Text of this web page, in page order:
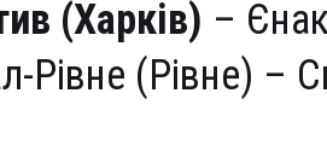
(Харків) –
Рівне (Рівне) –